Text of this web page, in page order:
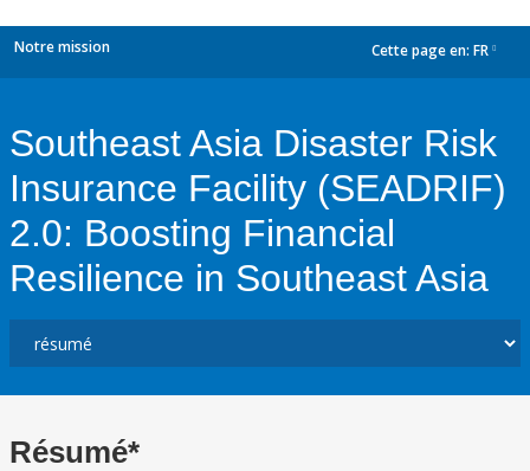
Notre mission Cette page en: FR
Southeast Asia Disaster Risk
Insurance Facility (SEADRIF)
2.0: Boosting Financial
Resilience in Southeast Asia
Résumé*